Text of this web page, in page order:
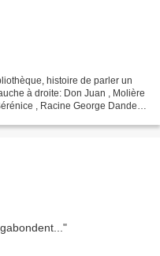
histoire de parler un
à droite: Don Juan , Molière
, Racine George Dandet,